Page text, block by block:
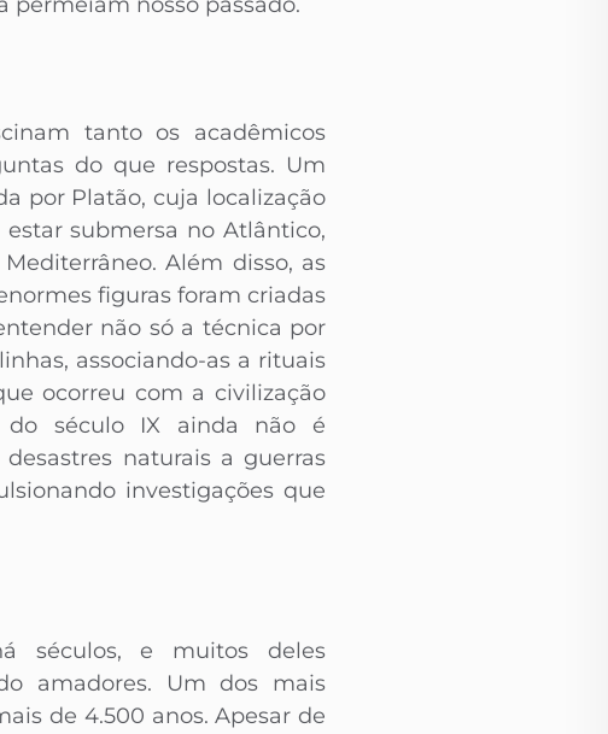
tanto os acadêmicos
do que respostas. Um
por Platão, cuja localização
submersa no Atlântico,
Além disso, as
figuras foram criadas
não só a técnica por
associando-as a rituais
ocorreu com a civilização
do século IX ainda não é
naturais a guerras
investigações que
séculos, e muitos deles
amadores. Um dos mais
de 4.500 anos. Apesar de